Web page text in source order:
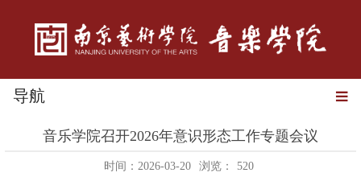
导航
音乐学院召开2026年意识形态工作专题会议
时间：2026-03-20 浏览： 520